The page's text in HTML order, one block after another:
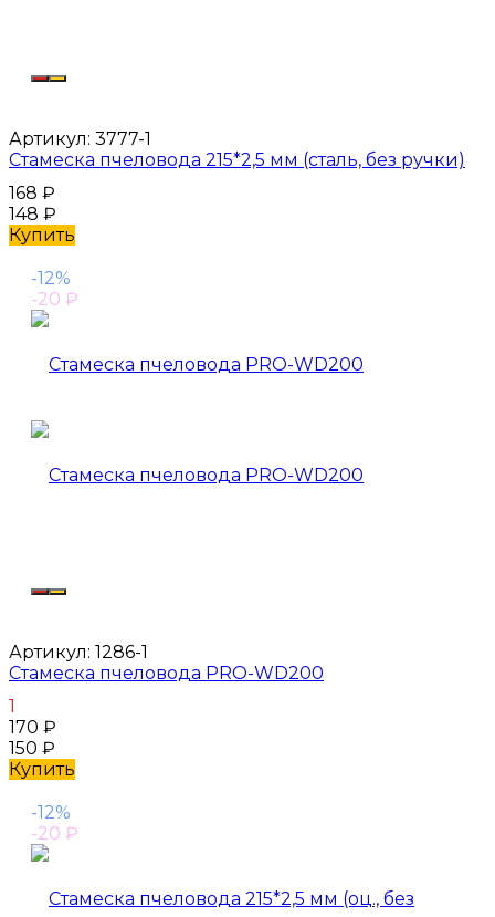
Артикул: 3777-1
Стамеска пчеловода 215*2,5 мм (сталь, без ручки)
168 ₽
148 ₽
Купить
-12%
-20 ₽
Артикул: 1286-1
Стамеска пчеловода PRO-WD200
1
170 ₽
150 ₽
Купить
-12%
-20 ₽